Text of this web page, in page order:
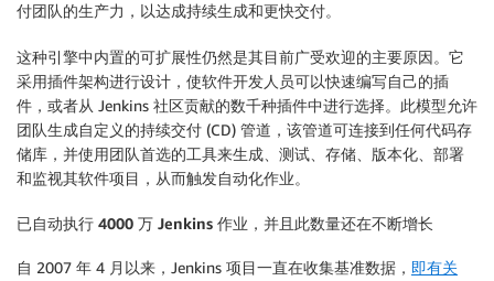
付团队的生产力，以达成持续生成和更快交付。
这种引擎中内置的可扩展性仍然是其目前广受欢迎的主要原因。它
采用插件架构进行设计，使软件开发人员可以快速编写自己的插
件，或者从 Jenkins 社区贡献的数千种插件中进行选择。此模型允许
团队生成自定义的持续交付 (CD) 管道，该管道可连接到任何代码存
储库，并使用团队首选的工具来生成、测试、存储、版本化、部署
和监视其软件项目，从而触发自动化作业。
已自动执行 4000 万 Jenkins 作业，并且此数量还在不断增长
自 2007 年 4 月以来，Jenkins 项目一直在收集基准数据， 即有关